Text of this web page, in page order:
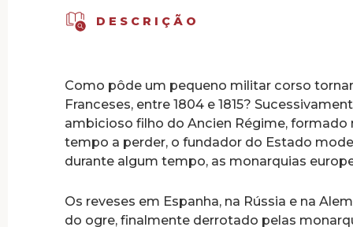
DESCRIÇÃO
Como pôde um pequeno militar corso
Franceses, entre 1804 e 1815?
ambicioso filho do Ancien Régime,
tempo a perder, o fundador do Estado
durante algum tempo, as monarquias
Os reveses em Espanha, na Rússia e na
do ogre, finalmente derrotado pelas